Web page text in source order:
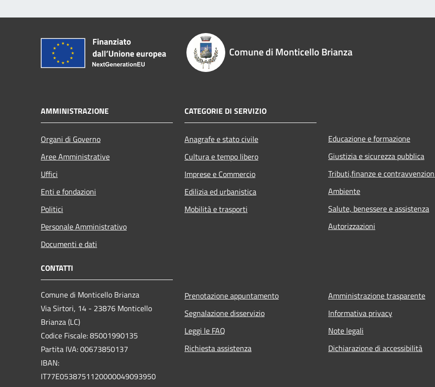
Comune di Monticello Brianza
AMMINISTRAZIONE
Organi di Governo
Aree Amministrative
Uffici
Enti e fondazioni
Politici
Personale Amministrativo
Documenti e dati
CATEGORIE DI SERVIZIO
Anagrafe e stato civile
Cultura e tempo libero
Imprese e Commercio
Edilizia ed urbanistica
Mobilità e trasporti
Educazione e formazione
Giustizia e sicurezza pubblica
Tributi,finanze e
Ambiente
Salute, benessere e assistenza
Autorizzazioni
CONTATTI
Comune di Monticello Brianza
Via Sirtori, 14 - 23876 Monticello
Brianza (LC)
Codice Fiscale: 85001990135
Partita IVA: 00673850137
IBAN:
IT77E0538751120000049093950
Prenotazione appuntamento
Segnalazione disservizio
Leggi le FAQ
Richiesta assistenza
Amministrazione trasparente
Informativa privacy
Note legali
Dichiarazione di accessibilità